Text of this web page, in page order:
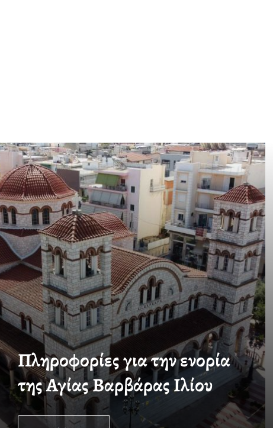
Πληροφορίες για την ενορία
της Αγίας Βαρβάρας Ιλίου